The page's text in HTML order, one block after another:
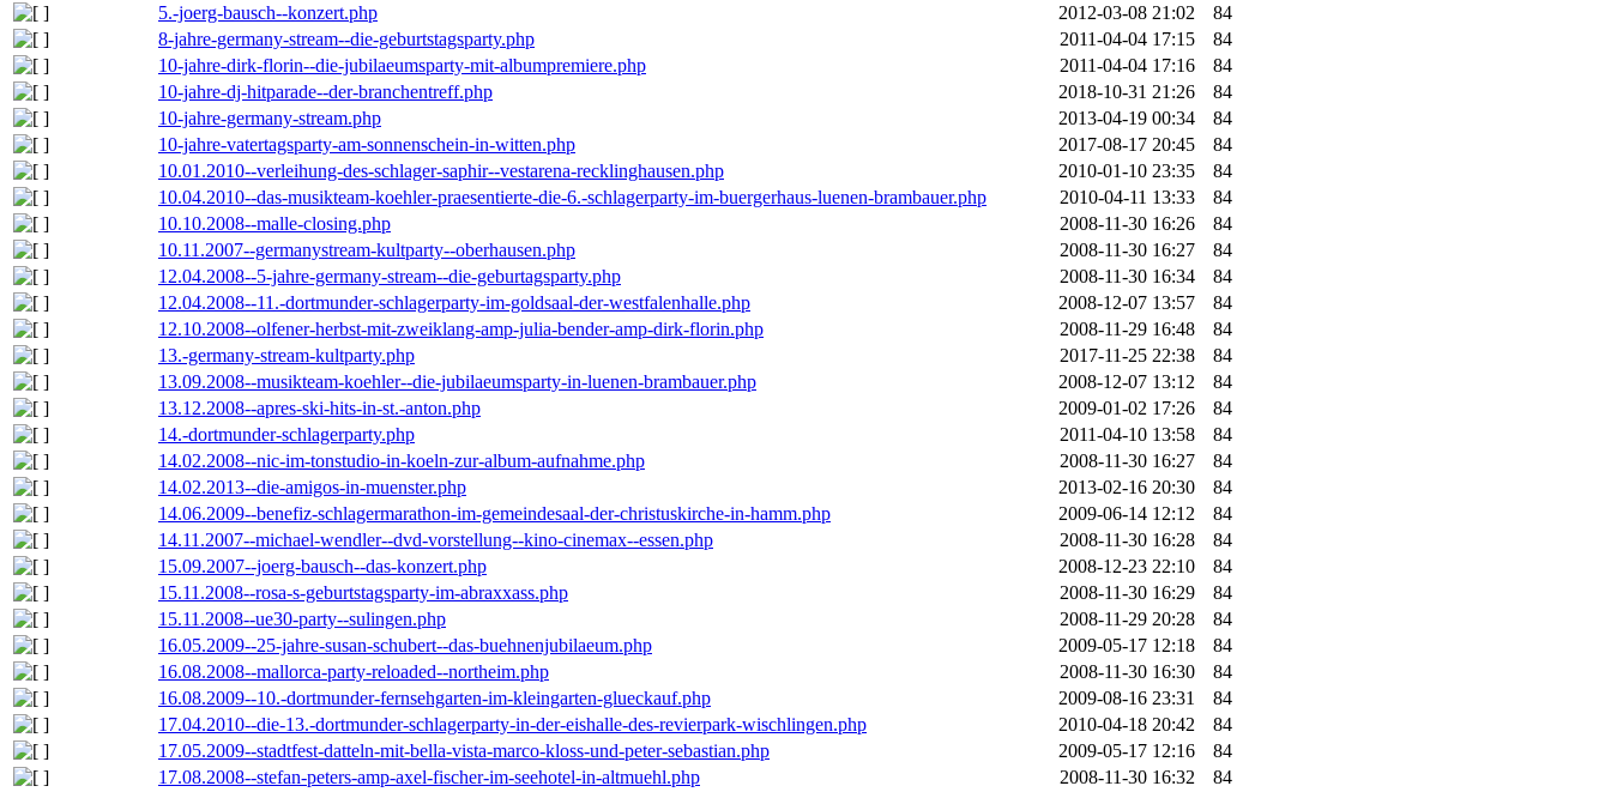
5.-joerg-bausch--konzert.php
2012-03-08 21:02
84
8-jahre-germany-stream--die-geburtstagsparty.php
2011-04-04 17:15
84
10-jahre-dirk-florin--die-jubilaeumsparty-mit-albumpremiere.php
2011-04-04 17:16
84
10-jahre-dj-hitparade--der-branchentreff.php
2018-10-31 21:26
84
10-jahre-germany-stream.php
2013-04-19 00:34
84
10-jahre-vatertagsparty-am-sonnenschein-in-witten.php
2017-08-17 20:45
84
10.01.2010--verleihung-des-schlager-saphir--vestarena-recklinghausen.php
2010-01-10 23:35
84
10.04.2010--das-musikteam-koehler-praesentierte-die-6.-schlagerparty-im-buergerhaus-luenen-brambauer.php
2010-04-11 13:33
84
10.10.2008--malle-closing.php
2008-11-30 16:26
84
10.11.2007--germanystream-kultparty--oberhausen.php
2008-11-30 16:27
84
12.04.2008--5-jahre-germany-stream--die-geburtagsparty.php
2008-11-30 16:34
84
12.04.2008--11.-dortmunder-schlagerparty-im-goldsaal-der-westfalenhalle.php
2008-12-07 13:57
84
12.10.2008--olfener-herbst-mit-zweiklang-amp-julia-bender-amp-dirk-florin.php
2008-11-29 16:48
84
13.-germany-stream-kultparty.php
2017-11-25 22:38
84
13.09.2008--musikteam-koehler--die-jubilaeumsparty-in-luenen-brambauer.php
2008-12-07 13:12
84
13.12.2008--apres-ski-hits-in-st.-anton.php
2009-01-02 17:26
84
14.-dortmunder-schlagerparty.php
2011-04-10 13:58
84
14.02.2008--nic-im-tonstudio-in-koeln-zur-album-aufnahme.php
2008-11-30 16:27
84
14.02.2013--die-amigos-in-muenster.php
2013-02-16 20:30
84
14.06.2009--benefiz-schlagermarathon-im-gemeindesaal-der-christuskirche-in-hamm.php
2009-06-14 12:12
84
14.11.2007--michael-wendler--dvd-vorstellung--kino-cinemax--essen.php
2008-11-30 16:28
84
15.09.2007--joerg-bausch--das-konzert.php
2008-12-23 22:10
84
15.11.2008--rosa-s-geburtstagsparty-im-abraxxass.php
2008-11-30 16:29
84
15.11.2008--ue30-party--sulingen.php
2008-11-29 20:28
84
16.05.2009--25-jahre-susan-schubert--das-buehnenjubilaeum.php
2009-05-17 12:18
84
16.08.2008--mallorca-party-reloaded--northeim.php
2008-11-30 16:30
84
16.08.2009--10.-dortmunder-fernsehgarten-im-kleingarten-glueckauf.php
2009-08-16 23:31
84
17.04.2010--die-13.-dortmunder-schlagerparty-in-der-eishalle-des-revierpark-wischlingen.php
2010-04-18 20:42
84
17.05.2009--stadtfest-datteln-mit-bella-vista-marco-kloss-und-peter-sebastian.php
2009-05-17 12:16
84
17.08.2008--stefan-peters-amp-axel-fischer-im-seehotel-in-altmuehl.php
2008-11-30 16:32
84